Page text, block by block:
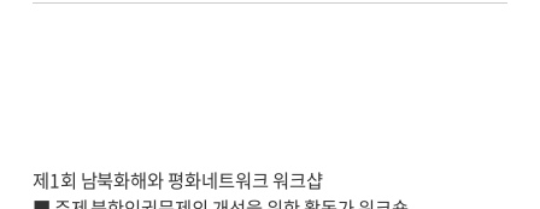
제1회 남북화해와 평화네트워크 워크샵